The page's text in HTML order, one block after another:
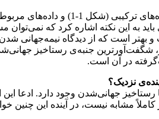
با توجه به اطلاعات و داده‌های ترکیبی (شکل 1-1) و
به این نکته اشاره کرد که نمی‌توان
و بهتر است که از دیدگاه نیمه‌جهانی
شگفت‌آورترین جنبه‌ی رستاخیز
در آن است.
نزدیک؟
رستاخیز جهانی‌شدن وجود دارد. ادعا
مشابه نیست، در آینده این چنین